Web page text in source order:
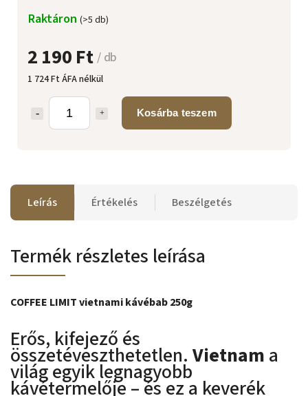
2 190 Ft/ db
1 724 Ft ÁFA nélkül
Kosárba teszem
Raktáron (>5 db)
Leírás Értékelés Beszélgetés
Termék részletes leírása
COFFEE LIMIT vietnami kávébab 250g
Erős, kifejező és
összetéveszthetetlen. Vietnam a
világ egyik legnagyobb
kávétermelője – és ez a keverék